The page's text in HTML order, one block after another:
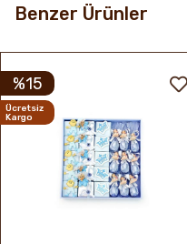
Benzer Ürünler
%15
Ücretsiz
Kargo